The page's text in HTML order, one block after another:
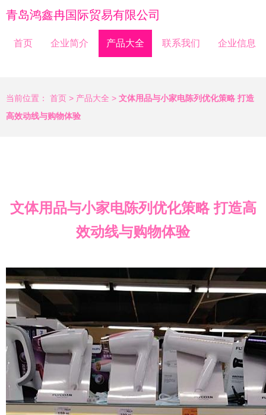
青岛鸿鑫冉国际贸易有限公司
首页 企业简介 产品大全 联系我们 企业信息
当前位置： 首页 > 产品大全 > 文体用品与小家电陈列优化策略 打造
高效动线与购物体验
文体用品与小家电陈列优化策略 打造高
效动线与购物体验